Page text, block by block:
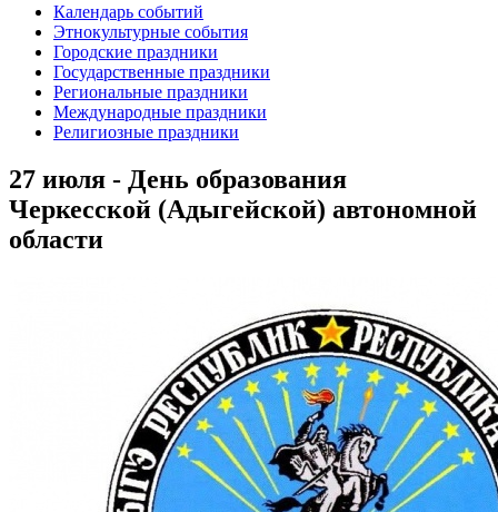
Календарь событий
Этнокультурные события
Городские праздники
Государственные праздники
Региональные праздники
Международные праздники
Религиозные праздники
27 июля - День образования
Черкесской (Адыгейской) автономной
области